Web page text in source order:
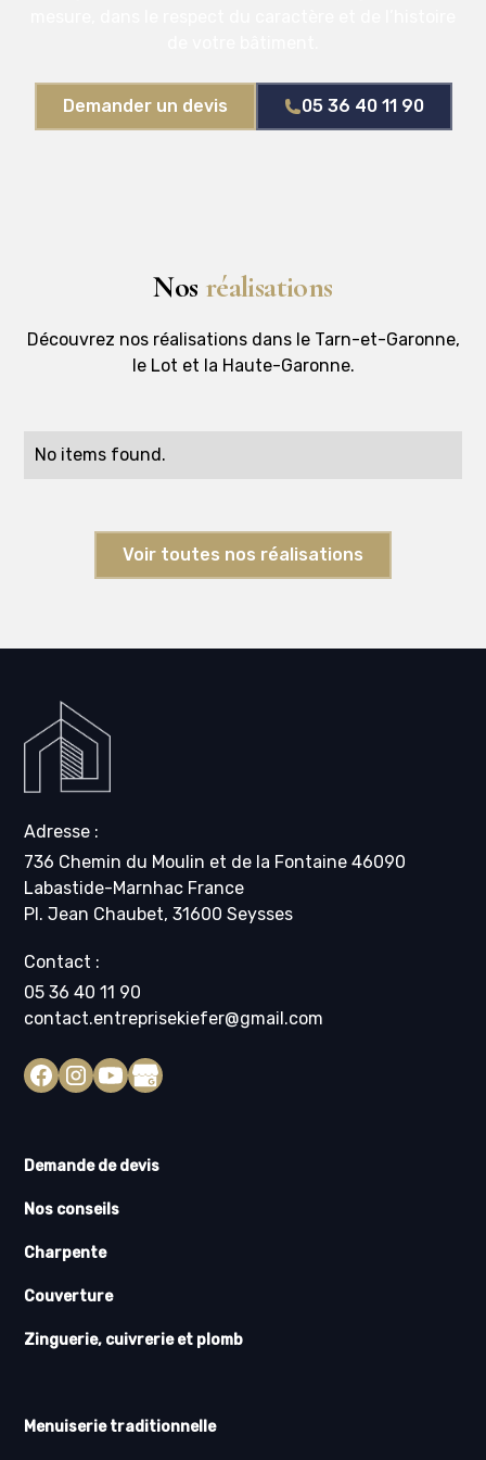
Demander un devis 05 36 40 11 90
Nos réalisations
Découvrez nos réalisations dans le Tarn-et-Garonne,
le Lot et la Haute-Garonne.
No items found.
Voir toutes nos réalisations
Adresse :
736 Chemin du Moulin et de la Fontaine 46090
Labastide-Marnhac France
Pl. Jean Chaubet, 31600 Seysses
Contact :
05 36 40 11 90
contact.entreprisekiefer@gmail.com
Demande de devis
Nos conseils
Charpente
Couverture
Zinguerie, cuivrerie et plomb
Menuiserie traditionnelle